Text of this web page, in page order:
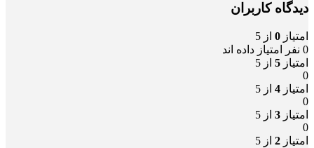
دیدگاه کاربران
امتیاز 0 از 5
0 نفر امتیاز داده اند
امتیاز 5 از 5
0
امتیاز 4 از 5
0
امتیاز 3 از 5
0
امتیاز 2 از 5